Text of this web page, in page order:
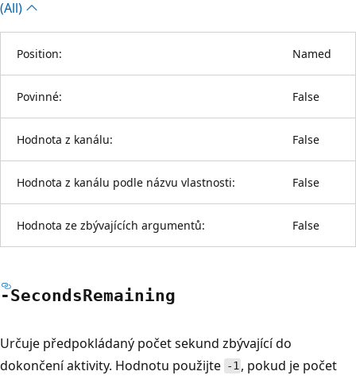
(All)
Position: Named
Povinné: False
Hodnota z kanálu: False
Hodnota z kanálu podle názvu vlastnosti: False
Hodnota ze zbývajících argumentů: False
-SecondsRemaining
Určuje předpokládaný počet sekund zbývající do
dokončení aktivity. Hodnotu použijte -1 , pokud je počet